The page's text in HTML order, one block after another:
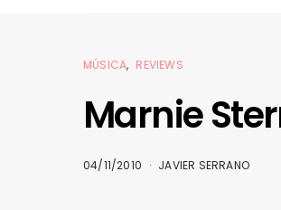
MÚSICA REVIEWS
Marnie
04/11/2010 JAVIER SERRANO